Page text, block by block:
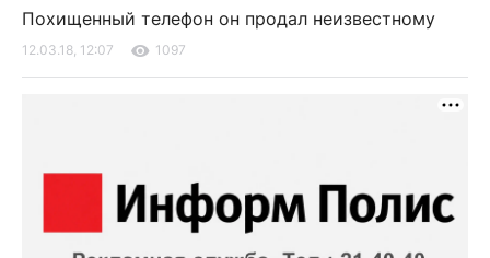
Похищенный телефон он продал неизвестному
12.03.18, 12:07 1097